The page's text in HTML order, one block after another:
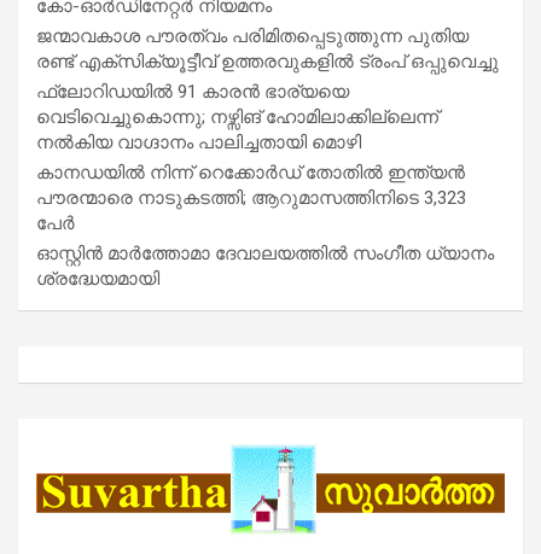
കോ-ഓർഡിനേറ്റർ നിയമനം
ജന്മാവകാശ പൗരത്വം പരിമിതപ്പെടുത്തുന്ന പുതിയ
രണ്ട് എക്സിക്യൂട്ടീവ് ഉത്തരവുകളിൽ ട്രംപ് ഒപ്പുവെച്ചു
ഫ്ലോറിഡയിൽ 91 കാരൻ ഭാര്യയെ
വെടിവെച്ചുകൊന്നു; നഴ്സിങ് ഹോമിലാക്കില്ലെന്ന്
നൽകിയ വാഗ്ദാനം പാലിച്ചതായി മൊഴി
കാനഡയിൽ നിന്ന് റെക്കോർഡ് തോതിൽ ഇന്ത്യൻ
പൗരന്മാരെ നാടുകടത്തി; ആറുമാസത്തിനിടെ 3,323
പേർ
ഓസ്റ്റിൻ മാർത്തോമാ ദേവാലയത്തിൽ സംഗീത ധ്യാനം
ശ്രദ്ധേയമായി